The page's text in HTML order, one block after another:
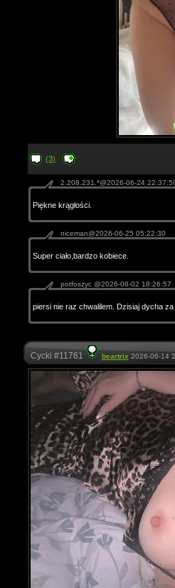
(3)
2.208.231.*@2026-06-24
Piękne krągłości.
niceman@2026-06-25 05:22:30
Super ciało,bardzo kobiece.
potfoszyc @2026-08-02 18:26:57
piersi nie raz chwalilem. Dzisiaj dycha
Cycki #11761 beartrix 2026-06-14